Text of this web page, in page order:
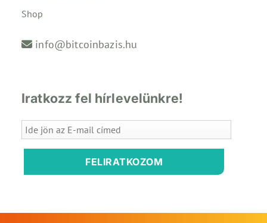
Shop
info@bitcoinbazis.hu
Iratkozz fel hírlevelünkre!
FELIRATKOZOM